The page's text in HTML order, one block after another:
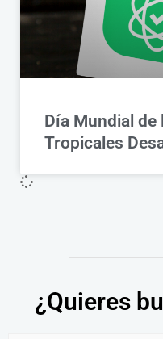
Día Mundial de
Tropicales
¿Quieres